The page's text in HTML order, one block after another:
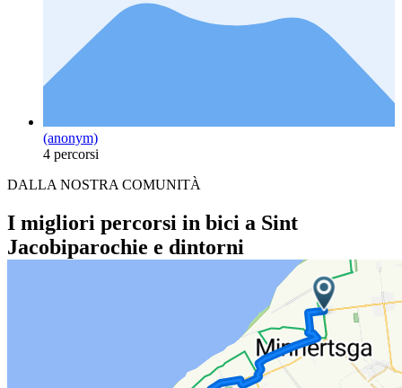
(anonym)
4 percorsi
DALLA NOSTRA COMUNITÀ
I migliori percorsi in bici a Sint
Jacobiparochie e dintorni